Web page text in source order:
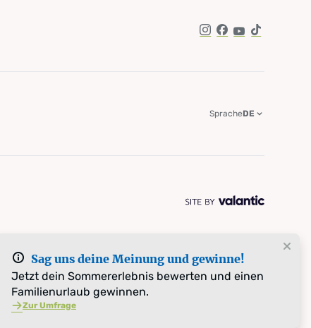
Sag uns deine Meinung und gewinne!
Jetzt dein Sommererlebnis bewerten und einen
Familienurlaub gewinnen.
Zur Umfrage
Instagram
Facebook
YouTube
TikTok
SpracheDE